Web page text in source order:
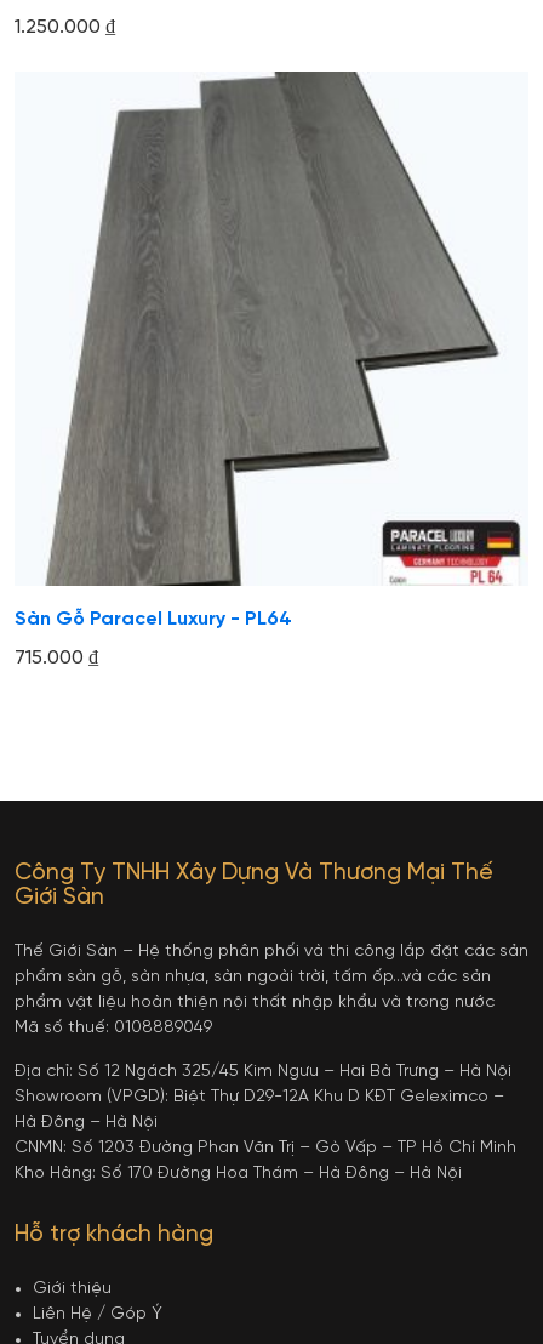
1.250.000 ₫
Sàn Gỗ Paracel Luxury - PL64
715.000 ₫
Công Ty TNHH Xây Dựng Và Thương Mại Thế
Giới Sàn
Thế Giới Sàn – Hệ thống phân phối và thi công lắp đặt các sản
phẩm sàn gỗ, sàn nhựa, sàn ngoài trời, tấm ốp…và các sản
phẩm vật liệu hoàn thiện nội thất nhập khẩu và trong nước
Mã số thuế: 0108889049
Địa chỉ: Số 12 Ngách 325/45 Kim Ngưu – Hai Bà Trưng – Hà Nội
Showroom (VPGD): Biệt Thự D29-12A Khu D KĐT Geleximco –
Hà Đông – Hà Nội
CNMN: Số 1203 Đường Phan Văn Trị – Gò Vấp – TP Hồ Chí Minh
Kho Hàng: Số 170 Đường Hoa Thám – Hà Đông – Hà Nội
Hỗ trợ khách hàng
Giới thiệu
Liên Hệ / Góp Ý
Tuyển dụng